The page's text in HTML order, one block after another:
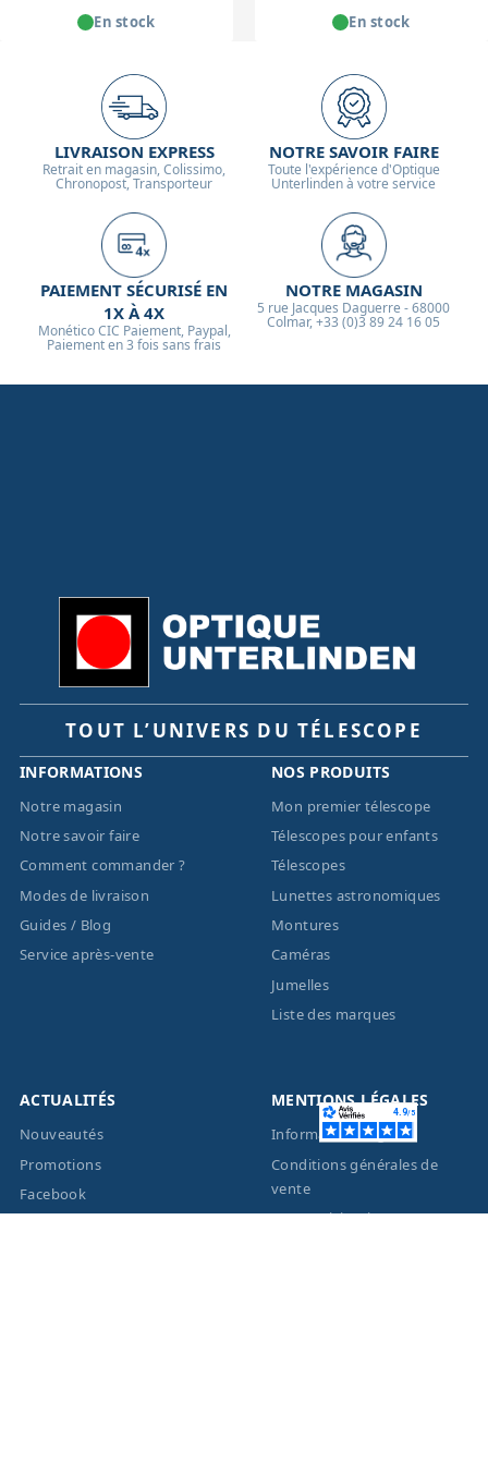
En stock En stock
LIVRAISON EXPRESS
Retrait en magasin, Colissimo,
Chronopost, Transporteur
NOTRE SAVOIR FAIRE
Toute l'expérience d'Optique
Unterlinden à votre service
PAIEMENT SÉCURISÉ EN
1X À 4X
Monético CIC Paiement, Paypal,
Paiement en 3 fois sans frais
NOTRE MAGASIN
5 rue Jacques Daguerre - 68000
Colmar, +33 (0)3 89 24 16 05
TOUT L’UNIVERS DU TÉLESCOPE
INFORMATIONS
Notre magasin
Notre savoir faire
Comment commander ?
Modes de livraison
Guides / Blog
Service après-vente
NOS PRODUITS
Mon premier télescope
Télescopes pour enfants
Télescopes
Lunettes astronomiques
Montures
Caméras
Jumelles
Liste des marques
ACTUALITÉS
Nouveautés
Promotions
Facebook
MENTIONS LÉGALES
Informations légales
Conditions générales de
vente
Eco-Participation